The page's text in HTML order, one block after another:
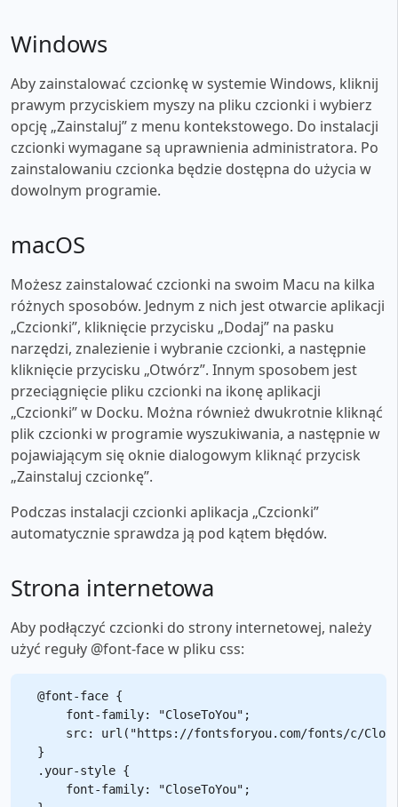
Windows
Aby zainstalować czcionkę w systemie Windows, kliknij
prawym przyciskiem myszy na pliku czcionki i wybierz
opcję „Zainstaluj” z menu kontekstowego. Do instalacji
czcionki wymagane są uprawnienia administratora. Po
zainstalowaniu czcionka będzie dostępna do użycia w
dowolnym programie.
macOS
Możesz zainstalować czcionki na swoim Macu na kilka
różnych sposobów. Jednym z nich jest otwarcie aplikacji
„Czcionki”, kliknięcie przycisku „Dodaj” na pasku
narzędzi, znalezienie i wybranie czcionki, a następnie
kliknięcie przycisku „Otwórz”. Innym sposobem jest
przeciągnięcie pliku czcionki na ikonę aplikacji
„Czcionki” w Docku. Można również dwukrotnie kliknąć
plik czcionki w programie wyszukiwania, a następnie w
pojawiającym się oknie dialogowym kliknąć przycisk
„Zainstaluj czcionkę”.
Podczas instalacji czcionki aplikacja „Czcionki”
automatycznie sprawdza ją pod kątem błędów.
Strona internetowa
Aby podłączyć czcionki do strony internetowej, należy
użyć reguły @font-face w pliku css:
@font-face {
    font-family: "CloseToYou";
src: url("https://fontsforyou.com/fonts/c/
}
.your-style {
    font-family: "CloseToYou";